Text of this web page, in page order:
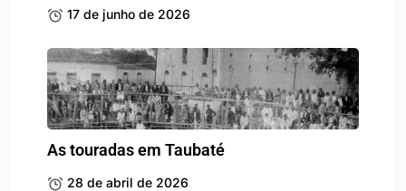
17 de junho de 2026
As touradas em Taubaté
28 de abril de 2026